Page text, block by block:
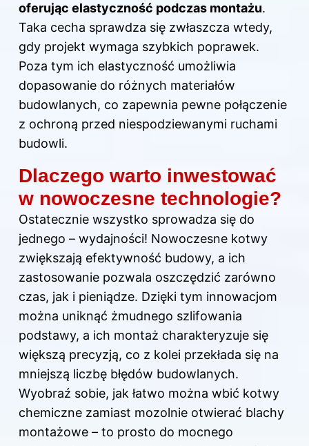
oferując elastyczność podczas montażu.
Taka cecha sprawdza się zwłaszcza wtedy,
gdy projekt wymaga szybkich poprawek.
Poza tym ich elastyczność umożliwia
dopasowanie do różnych materiałów
budowlanych, co zapewnia pewne połączenie
z ochroną przed niespodziewanymi ruchami
budowli.
Dlaczego warto inwestować
w nowoczesne technologie?
Ostatecznie wszystko sprowadza się do
jednego – wydajności! Nowoczesne kotwy
zwiększają efektywność budowy, a ich
zastosowanie pozwala oszczędzić zarówno
czas, jak i pieniądze. Dzięki tym innowacjom
można uniknąć żmudnego szlifowania
podstawy, a ich montaż charakteryzuje się
większą precyzją, co z kolei przekłada się na
mniejszą liczbę błędów budowlanych.
Wyobraź sobie, jak łatwo można wbić kotwy
chemiczne zamiast mozolnie otwierać blachy
montażowe – to prosto do mocnego